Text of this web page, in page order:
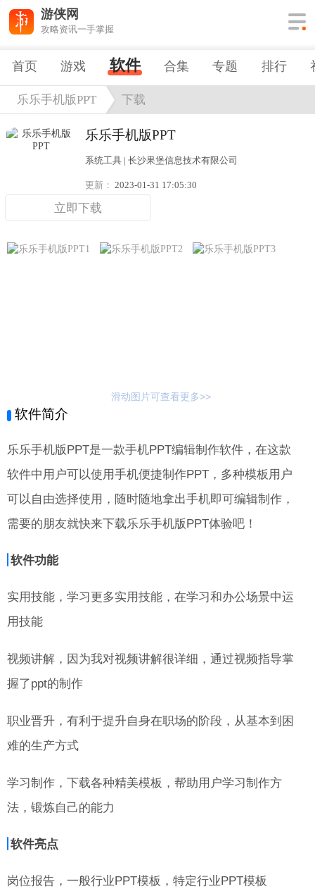
游侠网
攻略资讯一手掌握
首页 游戏 软件 合集 专题 排行
乐乐手机版PPT 下载
乐乐手机版PPT
系统工具 | 长沙果堡信息技术有限公司
更新： 2023-01-31 17:05:30
立即下载
滑动图片可查看更多>>
软件简介
乐乐手机版PPT是一款手机PPT编辑制作软件，在这款
软件中用户可以使用手机便捷制作PPT，多种模板用户
可以自由选择使用，随时随地拿出手机即可编辑制作，
需要的朋友就快来下载乐乐手机版PPT体验吧！
软件功能
实用技能，学习更多实用技能，在学习和办公场景中运
用技能
视频讲解，因为我对视频讲解很详细，通过视频指导掌
握了ppt的制作
职业晋升，有利于提升自身在职场的阶段，从基本到困
难的生产方式
学习制作，下载各种精美模板，帮助用户学习制作方
法，锻炼自己的能力
软件亮点
岗位报告，一般行业PPT模板，特定行业PPT模板